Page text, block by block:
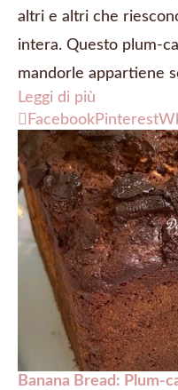
altri e altri che
intera. Questo plum-
mandorle appartiene
Leggi di più
FacebookPinterest
Banana Bread: Plum-